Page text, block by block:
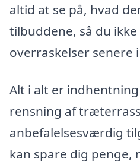
altid at se på, hvad
tilbuddene, så du
overraskelser senere
Alt i alt er
rensning af
anbefalelsesværdig
kan spare dig penge,